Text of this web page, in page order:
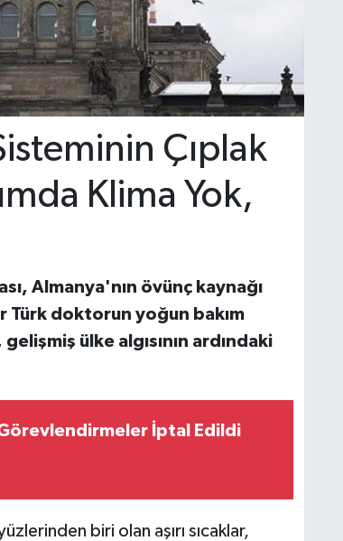
Çıplak
Klima Yok,
Almanya'nın övünç kaynağı
Türk doktorun yoğun bakım
ülke algısının ardındaki
Görevlendirmeler İptal Edildi
biri olan aşırı sıcaklar,